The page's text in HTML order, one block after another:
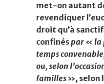
met-on autant
revendiquer
droit qu’à
confinéspar « la
temps
ou, selon
familles », selon